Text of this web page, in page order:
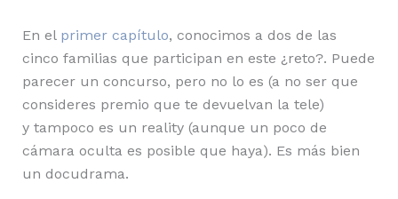
En el primer capítulo, conocimos a dos de las
cinco familias que participan en este ¿reto?. Puede
parecer un concurso, pero no lo es (a no ser que
consideres premio que te devuelvan la tele)
y tampoco es un reality (aunque un poco de
cámara oculta es posible que haya). Es más bien
un docudrama.